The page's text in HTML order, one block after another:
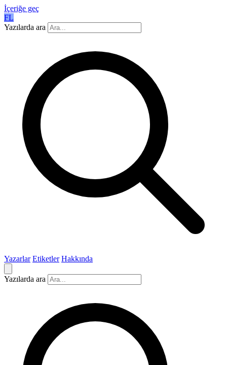
İçeriğe geç
FL
Yazılarda ara
Yazarlar Etiketler Hakkında
Yazılarda ara